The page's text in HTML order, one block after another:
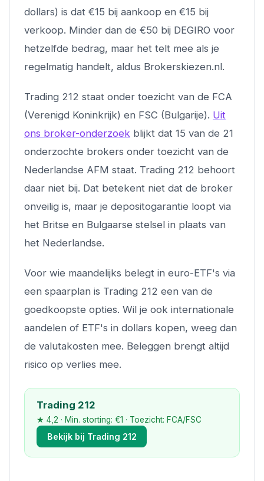
dollars) is dat €15 bij aankoop en €15 bij
verkoop. Minder dan de €50 bij DEGIRO voor
hetzelfde bedrag, maar het telt mee als je
regelmatig handelt, aldus Brokerskiezen.nl.
Trading 212 staat onder toezicht van de FCA
(Verenigd Koninkrijk) en FSC (Bulgarije). Uit
ons broker-onderzoek blijkt dat 15 van de 21
onderzochte brokers onder toezicht van de
Nederlandse AFM staat. Trading 212 behoort
daar niet bij. Dat betekent niet dat de broker
onveilig is, maar je depositogarantie loopt via
het Britse en Bulgaarse stelsel in plaats van
het Nederlandse.
Voor wie maandelijks belegt in euro-ETF's via
een spaarplan is Trading 212 een van de
goedkoopste opties. Wil je ook internationale
aandelen of ETF's in dollars kopen, weeg dan
de valutakosten mee. Beleggen brengt altijd
risico op verlies mee.
Trading 212
★ 4,2 · Min. storting: €1 · Toezicht: FCA/FSC
Bekijk bij Trading 212